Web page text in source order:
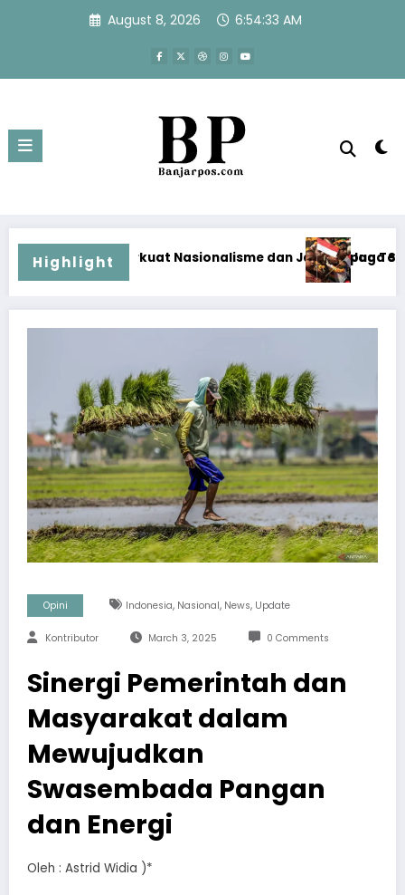
August 8, 2026 6:54:34 AM
Highlight
dan Jaga Papua Tetap Aman Menjelang HUT Ke-
Jaga Semangat Nasionalisme dan
Opini Indonesia, Nasional, News, Update
Kontributor March 3, 2025 0 Comments
Sinergi Pemerintah dan
Masyarakat dalam
Mewujudkan
Swasembada Pangan
dan Energi
Oleh : Astrid Widia )*